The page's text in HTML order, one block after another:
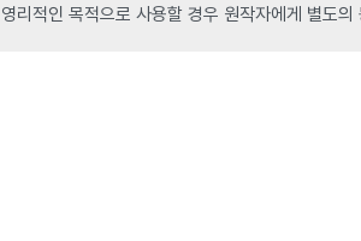
영리적인 목적으로 사용할 경우 원작자에게 별도